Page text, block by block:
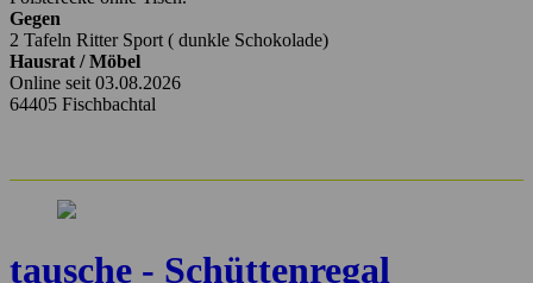
Gegen
2 Tafeln Ritter Sport ( dunkle Schokolade)
Hausrat / Möbel
Online seit 03.08.2026
64405 Fischbachtal
tausche - Schüttenregal